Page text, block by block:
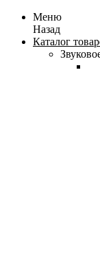
Меню
Назад
Каталог